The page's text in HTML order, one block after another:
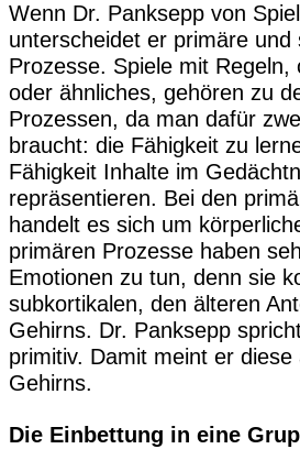
Wenn Dr. Panksepp von
unterscheidet er primäre und
Prozesse. Spiele mit Regeln,
oder ähnliches, gehören zu
Prozessen, da man dafür
braucht: die Fähigkeit zu
Fähigkeit Inhalte im
repräsentieren. Bei den
handelt es sich um
primären Prozesse haben
Emotionen zu tun, denn sie
subkortikalen, den älteren
Gehirns. Dr. Panksepp
primitiv. Damit meint er diese
Gehirns.
Die Einbettung in eine